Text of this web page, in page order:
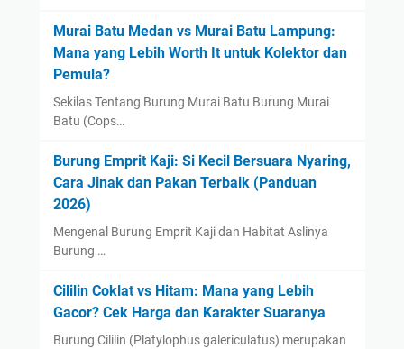
Murai Batu Medan vs Murai Batu Lampung:
Mana yang Lebih Worth It untuk Kolektor dan
Pemula?
Sekilas Tentang Burung Murai Batu Burung Murai
Batu (Cops…
Burung Emprit Kaji: Si Kecil Bersuara Nyaring,
Cara Jinak dan Pakan Terbaik (Panduan
2026)
Mengenal Burung Emprit Kaji dan Habitat Aslinya
Burung …
Cililin Coklat vs Hitam: Mana yang Lebih
Gacor? Cek Harga dan Karakter Suaranya
Burung Cililin (Platylophus galericulatus) merupakan